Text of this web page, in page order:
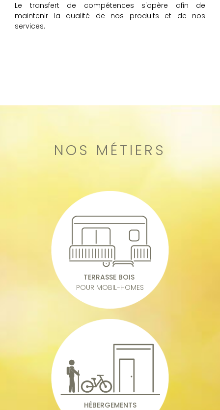
Le transfert de compétences s'opère afin de
maintenir la qualité de nos produits et de nos
services.
NOS MÉTIERS
TERRASSE BOIS
POUR MOBIL-HOMES
HÉBERGEMENTS